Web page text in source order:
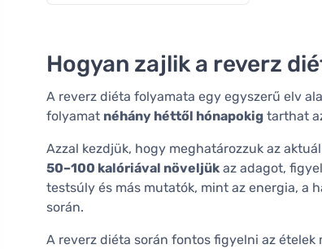
Hogyan zajlik a reverz
A reverz diéta folyamata egy egyszerű elv
folyamat néhány héttől hónapokig tarthat
Azzal kezdjük, hogy meghatározzuk az
50–100 kalóriával növeljük az adagot,
testsúly és más mutatók, mint az energia, a
során.
A reverz diéta során fontos figyelni az